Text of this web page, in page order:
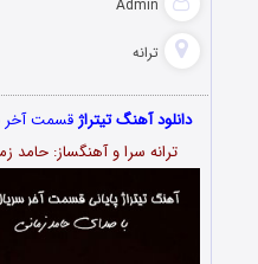
Admin
ترانه
دانلود آهنگ تیتراژقسمت آخر
ترانه سرا و آهنگساز: حامد